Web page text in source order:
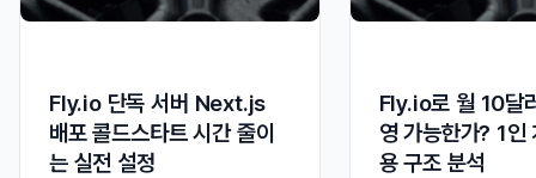
Fly.io 단독 서버 Next.js
배포 콜드스타트 시간 줄이
는 실전 설정
Fly.io로 월 10달
영 가능한가? 1인
용 구조 분석